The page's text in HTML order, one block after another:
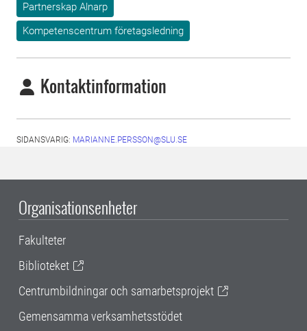
Partnerskap Alnarp
Kompetenscentrum företagsledning
Kontaktinformation
SIDANSVARIG: MARIANNE.PERSSON@SLU.SE
Organisationsenheter
Fakulteter
Biblioteket
Centrumbildningar och samarbetsprojekt
Gemensamma verksamhetsstödet